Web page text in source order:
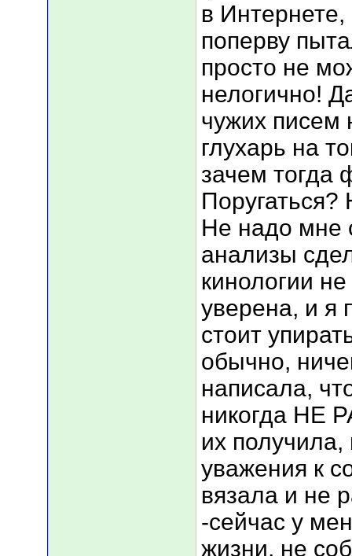
в Интернете,
поперву
просто не
нелогично!
чужих писем
глухарь на
зачем тогда
Не надо мне
анализы
кинологии
уверена, и я
стоит
обычно,
написала,
никогда НЕ
их
уважения к
вязала и не
-сейчас у
жизни, не